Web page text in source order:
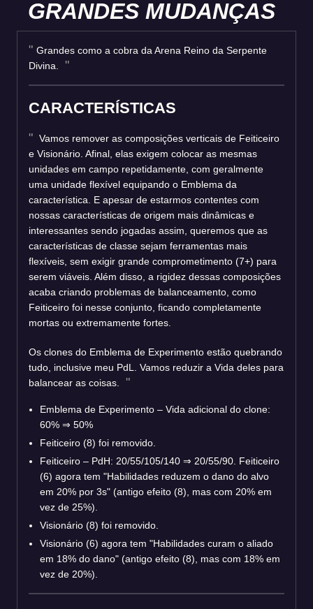
GRANDES MUDANÇAS
Grandes como a cobra da Arena Reino da Serpente
Divina.
CARACTERÍSTICAS
Vamos remover as composições verticais de Feiticeiro
e Visionário. Afinal, elas exigem colocar as mesmas
unidades em campo repetidamente, com geralmente
uma unidade flexível equipando o Emblema da
característica. E apesar de estarmos contentes com
nossas características de origem mais dinâmicas e
interessantes sendo jogadas assim, queremos que as
características de classe sejam ferramentas mais
flexíveis, sem exigir grande comprometimento (7+) para
serem viáveis. Além disso, a rigidez dessas composições
acaba criando problemas de balanceamento, como
Feiticeiro foi nesse conjunto, ficando completamente
mortas ou extremamente fortes.
Os clones do Emblema de Experimento estão quebrando
tudo, inclusive meu PdL. Vamos reduzir a Vida deles para
balancear as coisas.
Emblema de Experimento – Vida adicional do clone:
60% ⇒ 50%
Feiticeiro (8) foi removido.
Feiticeiro – PdH: 20/55/105/140 ⇒ 20/55/90. Feiticeiro
(6) agora tem "Habilidades reduzem o dano do alvo
em 20% por 3s" (antigo efeito (8), mas com 20% em
vez de 25%).
Visionário (8) foi removido.
Visionário (6) agora tem "Habilidades curam o aliado
em 18% do dano" (antigo efeito (8), mas com 18% em
vez de 20%).